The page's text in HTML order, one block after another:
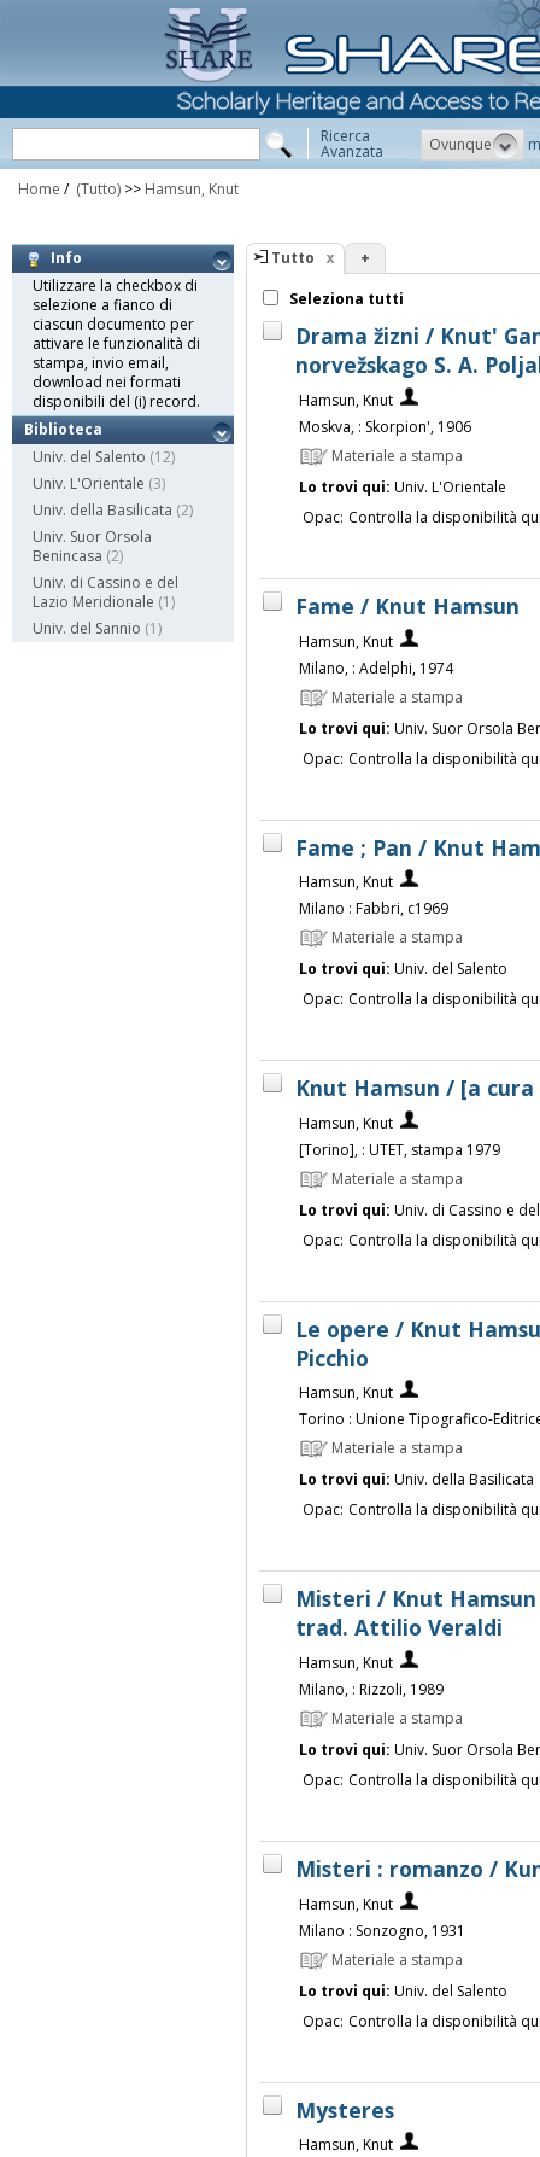
Ricerca
Avanzata Ovunque
Home / (Tutto) >> Hamsun, Knut
Info
Utilizzare la checkbox di
selezione a fianco di
ciascun documento per
attivare le funzionalità di
stampa, invio email,
download nei formati
disponibili del (i) record.
Biblioteca
Univ. del Salento (12)
Univ. L'Orientale (3)
Univ. della Basilicata (2)
Univ. Suor Orsola
Benincasa (2)
Univ. di Cassino e del
Lazio Meridionale (1)
Univ. del Sannio (1)
Tutto +
Seleziona tutti
Drama žizni / Knut'
norvežskago S. A.
Hamsun, Knut
Moskva, : Skorpion', 1906
Materiale a stampa
Lo trovi qui: Univ. L'Orientale
Opac: Controlla la disponibilità
Fame / Knut Hamsun
Hamsun, Knut
Milano, : Adelphi, 1974
Materiale a stampa
Lo trovi qui: Univ. Suor Orsola
Opac: Controlla la disponibilità
Fame ; Pan / Knut
Hamsun, Knut
Milano : Fabbri, c1969
Materiale a stampa
Lo trovi qui: Univ. del Salento
Opac: Controlla la disponibilità
Knut Hamsun / [a
Hamsun, Knut
[Torino], : UTET, stampa 1979
Materiale a stampa
Lo trovi qui: Univ. di Cassino e
Opac: Controlla la disponibilità
Le opere / Knut
Picchio
Hamsun, Knut
Torino : Unione Tipografico-
Materiale a stampa
Lo trovi qui: Univ. della Basilicata
Opac: Controlla la disponibilità
Misteri / Knut
trad. Attilio Veraldi
Hamsun, Knut
Milano, : Rizzoli, 1989
Materiale a stampa
Lo trovi qui: Univ. Suor Orsola
Opac: Controlla la disponibilità
Misteri : romanzo /
Hamsun, Knut
Milano : Sonzogno, 1931
Materiale a stampa
Lo trovi qui: Univ. del Salento
Opac: Controlla la disponibilità
Mysteres
Hamsun, Knut